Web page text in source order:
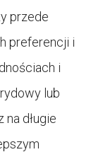
przede
preferencji i
i
lub
długie